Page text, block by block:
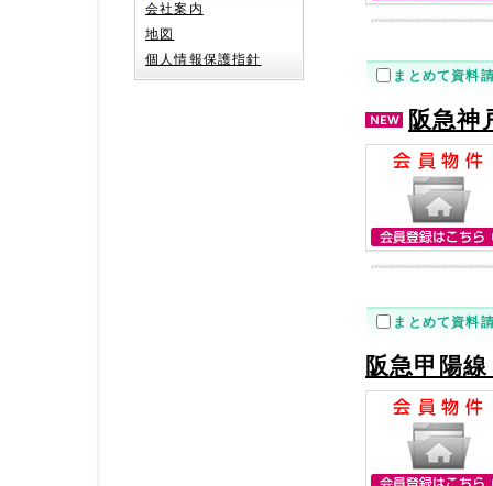
まとめて資料
阪急神
まとめて資料
阪急甲陽
会社案内
地図
個人情報保護指針